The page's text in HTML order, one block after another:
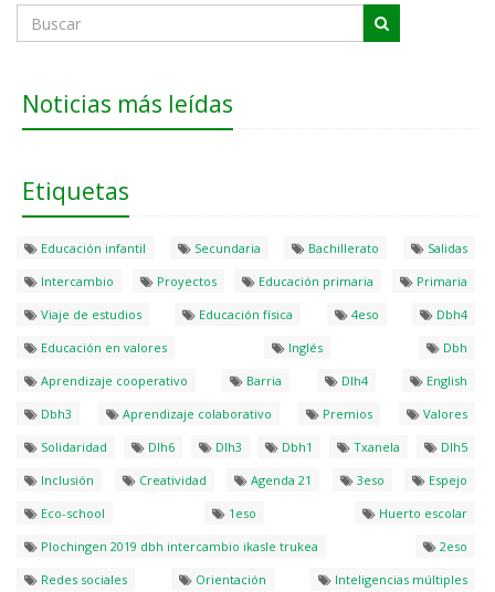
Noticias más leídas
Etiquetas
Educación infantil Secundaria Bachillerato
Salidas
Intercambio
Proyectos Educación primaria
Primaria
Viaje de estudios
Educación física 4eso
Dbh4
Educación en valores
Inglés
Dbh
Aprendizaje cooperativo
Barria Dlh4
English
Dbh3
Aprendizaje colaborativo Premios
Valores
Solidaridad
Dlh6 Dlh3 Dbh1 Txanela
Dlh5
Inclusión
Creatividad Agenda 21 3eso
Espejo
Eco-school
1eso
Huerto escolar
Plochingen 2019 dbh intercambio ikasle trukea
2eso
Redes sociales
Orientación
Inteligencias múltiples